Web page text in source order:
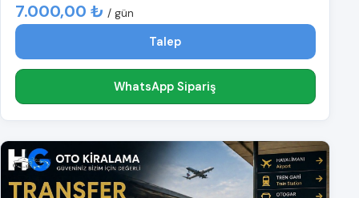
7.000,00 ₺ / gün
Talep
WhatsApp Sipariş